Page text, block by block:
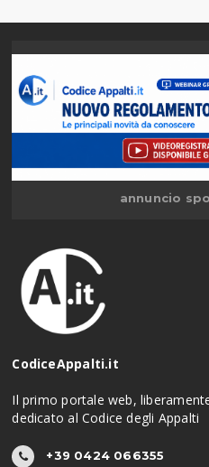
annuncio
CodiceAppalti.it
Il primo portale web,
dedicato al Codice degli Appalti
+39 0424 066355